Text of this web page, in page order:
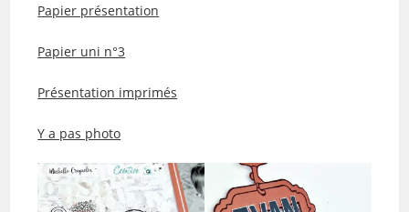
Papier présentation
Papier uni n°3
Présentation imprimés
Y a pas photo